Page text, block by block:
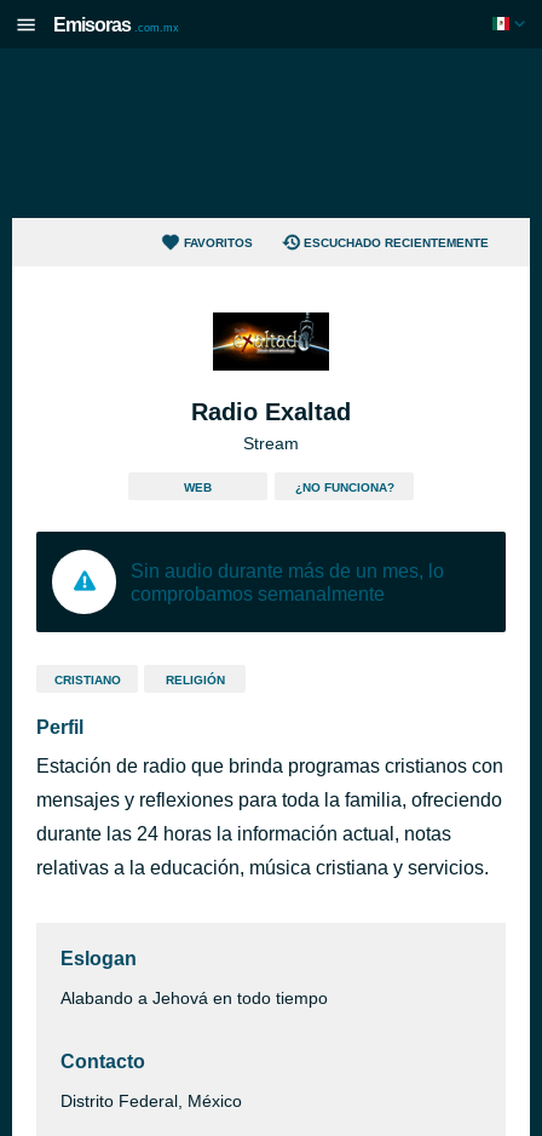
Emisoras .com.mx
FAVORITOS ESCUCHADO RECIENTEMENTE
Radio Exaltad
Stream
WEB ¿NO FUNCIONA?
Sin audio durante más de un mes, lo
comprobamos semanalmente
CRISTIANO RELIGIÓN
Perfil
Estación de radio que brinda programas cristianos con
mensajes y reflexiones para toda la familia, ofreciendo
durante las 24 horas la información actual, notas
relativas a la educación, música cristiana y servicios.
Eslogan
Alabando a Jehová en todo tiempo
Contacto
Distrito Federal, México